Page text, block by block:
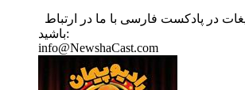
باشید:
info@NewshaCast.com